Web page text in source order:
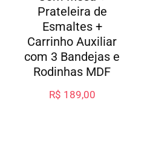
Prateleira de
Esmaltes +
Carrinho Auxiliar
com 3 Bandejas e
Rodinhas MDF
R$ 189,00